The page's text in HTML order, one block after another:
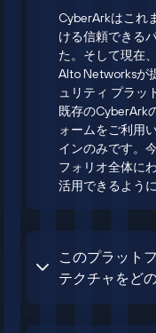
CyberArkはこれ
ける信頼できる
た。そして現在
Alto Networksが
ュリティ プラッ
既存のCyberArk
ォームをご利用
インのみです。
フォリオ全体に
活用できるよう
このプラット
テクチャをど